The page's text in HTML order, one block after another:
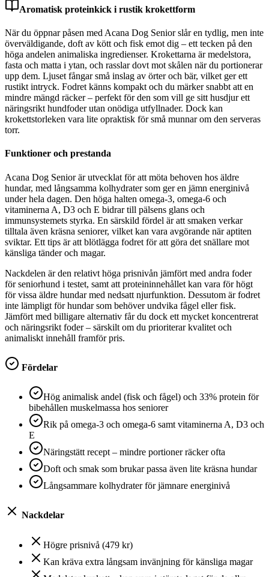
Aromatisk proteinkick i rustik krokettform
När du öppnar påsen med Acana Dog Senior slår en tydlig, men inte
överväldigande, doft av kött och fisk emot dig – ett tecken på den
höga andelen animaliska ingredienser. Krokettarna är medelstora,
fasta och matta i ytan, och rasslar dovt mot skålen när du portionerar
upp dem. Ljuset fångar små inslag av örter och bär, vilket ger ett
rustikt intryck. Fodret känns kompakt och du märker snabbt att en
mindre mängd räcker – perfekt för den som vill ge sitt husdjur ett
näringsrikt hundfoder utan onödiga utfyllnader. Dock kan
krokettstorleken vara lite opraktisk för små munnar om den serveras
torr.
Funktioner och prestanda
Acana Dog Senior är utvecklat för att möta behoven hos äldre
hundar, med långsamma kolhydrater som ger en jämn energinivå
under hela dagen. Den höga halten omega-3, omega-6 och
vitaminerna A, D3 och E bidrar till pälsens glans och
immunsystemets styrka. En särskild fördel är att smaken verkar
tilltala även kräsna seniorer, vilket kan vara avgörande när aptiten
sviktar. Ett tips är att blötlägga fodret för att göra det snällare mot
känsliga tänder och magar.
Nackdelen är den relativt höga prisnivån jämfört med andra foder
för seniorhund i testet, samt att proteininnehållet kan vara för högt
för vissa äldre hundar med nedsatt njurfunktion. Dessutom är fodret
inte lämpligt för hundar som behöver undvika fågel eller fisk.
Jämfört med billigare alternativ får du dock ett mycket koncentrerat
och näringsrikt foder – särskilt om du prioriterar kvalitet och
animaliskt innehåll framför pris.
Fördelar
Hög animalisk andel (fisk och fågel) och 33% protein för
bibehållen muskelmassa hos seniorer
Rik på omega‑3 och omega‑6 samt vitaminerna A, D3 och
E
Näringstätt recept – mindre portioner räcker ofta
Doft och smak som brukar passa även lite kräsna hundar
Långsammare kolhydrater för jämnare energinivå
Nackdelar
Högre prisnivå (479 kr)
Kan kräva extra långsam invänjning för känsliga magar